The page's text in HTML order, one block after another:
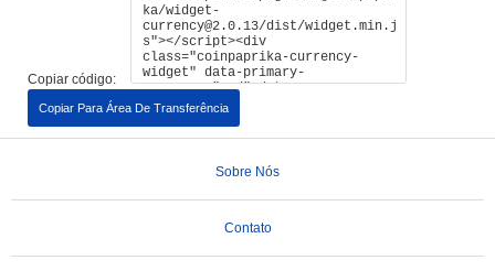
Copiar código:
Copiar Para Área De Transferência
Sobre Nós
Contato